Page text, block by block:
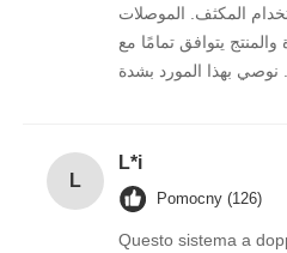
المكثف. الموصلات
والمنتج يتوافق تمامًا مع
L
L*i
Pomocny (126)
Questo sistema a